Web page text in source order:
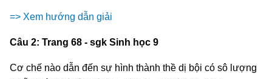
=> Xem hướng dẫn giải
Câu 2: Trang 68 - sgk Sinh học 9
Cơ chế nào dẫn đến sự hình thành thề dị bội có sô lượng